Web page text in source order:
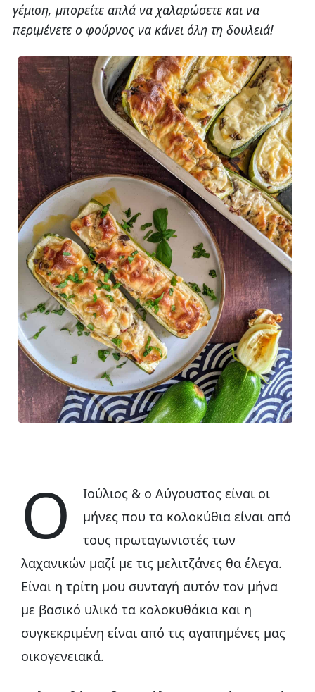
γέμιση, μπορείτε απλά να χαλαρώσετε και να
περιμένετε ο φούρνος να κάνει όλη τη δουλειά!
Ο
Ιούλιος & ο Αύγουστος είναι οι
μήνες που τα κολοκύθια είναι από
τους πρωταγωνιστές των
λαχανικών μαζί με τις μελιτζάνες θα έλεγα.
Είναι η τρίτη μου συνταγή αυτόν τον μήνα
με βασικό υλικό τα κολοκυθάκια και η
συγκεκριμένη είναι από τις αγαπημένες μας
οικογενειακά.